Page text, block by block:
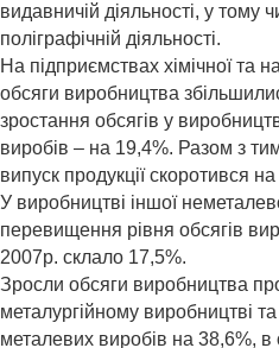
видавничій діяльності, у тому
поліграфічній діяльності.
На підприємствах хімічної та
обсяги виробництва
зростання обсягів у
виробів – на 19,4%. Разом з
випуск продукції скоротився
У виробництві іншої
перевищення рівня обсягів
2007р. склало 17,5%.
Зросли обсяги виробництва
металургійному виробництві
металевих виробів на 38,6%, в